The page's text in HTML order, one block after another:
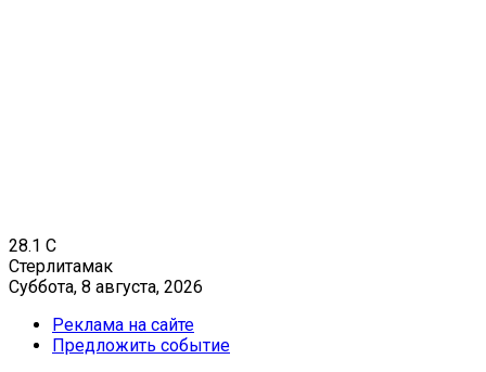
28.1 C
Стерлитамак
Суббота, 8 августа, 2026
Реклама на сайте
Предложить событие